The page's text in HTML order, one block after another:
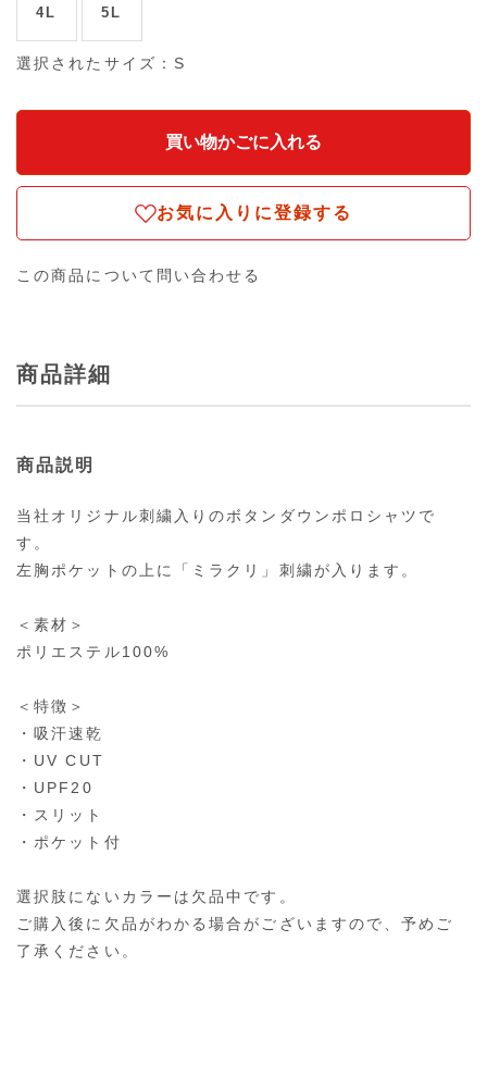
4L 5L
選択されたサイズ：S
お気に入りに登録する
この商品について問い合わせる
商品詳細
商品説明
当社オリジナル刺繍入りのボタンダウンポロシャツで
す。
左胸ポケットの上に「ミラクリ」刺繍が入ります。
＜素材＞
ポリエステル100%
＜特徴＞
・吸汗速乾
・UV CUT
・UPF20
・スリット
・ポケット付
選択肢にないカラーは欠品中です。
ご購入後に欠品がわかる場合がございますので、予めご
了承ください。